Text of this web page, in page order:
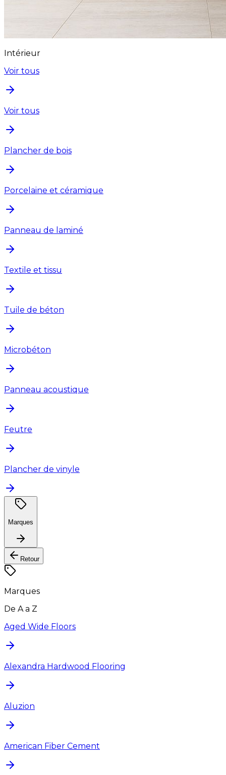
Intérieur
Voir tous
Voir tous
Plancher de bois
Porcelaine et céramique
Panneau de laminé
Textile et tissu
Tuile de béton
Microbéton
Panneau acoustique
Feutre
Plancher de vinyle
Marques
Retour
Marques
De A a Z
Aged Wide Floors
Alexandra Hardwood Flooring
Aluzion
American Fiber Cement